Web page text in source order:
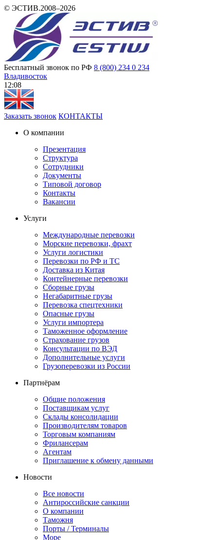
© ЭСТИВ.2008–2026
Бесплатный звонок по РФ 8 (800) 234 0 234
Владивосток
12 08
Заказать звонок КОНТАКТЫ
О компании
Презентация
Структура
Сотрудники
Документы
Типовой договор
Контакты
Вакансии
Услуги
Международные перевозки
Морские перевозки, фрахт
Услуги логистики
Перевозки по РФ и ТС
Доставка из Китая
Контейнерные перевозки
Сборные грузы
Негабаритные грузы
Перевозка спецтехники
Опасные грузы
Услуги импортера
Таможенное оформление
Страхование грузов
Консультации по ВЭД
Дополнительные услуги
Грузоперевозки из России
Партнёрам
Общие положения
Поставщикам услуг
Склады консолидации
Производителям товаров
Торговым компаниям
Фрилансерам
Агентам
Приглашение к обмену данными
Новости
Все новости
Антироссийские санкции
О компании
Таможня
Порты / Терминалы
Море